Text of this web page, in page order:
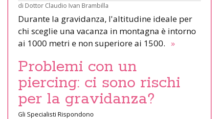
di Dottor Claudio Ivan Brambilla
Durante la gravidanza, l'altitudine ideale per
chi sceglie una vacanza in montagna è intorno
ai 1000 metri e non superiore ai 1500. »
Problemi con un
piercing: ci sono rischi
per la gravidanza?
Gli Specialisti Rispondono